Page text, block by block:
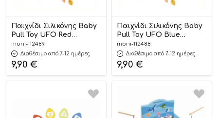
Παιχνίδι Σιλικόνης Baby
Pull Toy UFO Red
3801005602483 18m+ –
Sobebear
moni-112489
Διαθέσιμο από 7-12 ημέρες
9,90 €
Παιχνίδι Σιλικόνης Baby
Pull Toy UFO Blue
3801005602483 18m+ –
Sobebear
moni-112488
Διαθέσιμο από 7-12 ημέρες
9,90 €